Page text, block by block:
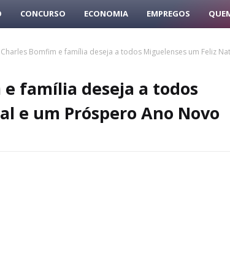
CONCURSO ECONOMIA EMPREGOS
Bomfim e família deseja a todos Miguelenses um Feliz
família deseja a todos
e um Próspero Ano Novo